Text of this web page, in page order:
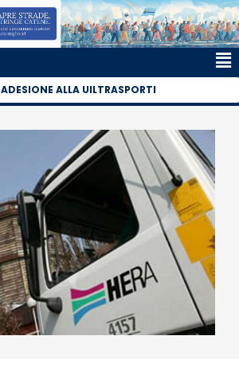
ADESIONE ALLA UILTRASPORTI